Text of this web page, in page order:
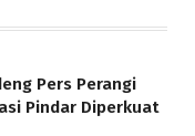
Pers Perangi
Pindar Diperkuat